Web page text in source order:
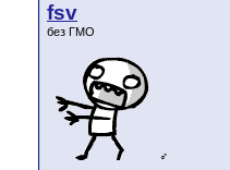
fsv
без ГМО
♂